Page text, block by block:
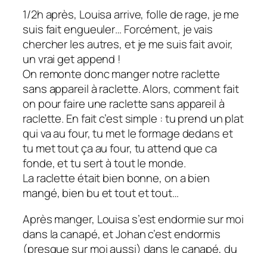
1/2h après, Louisa arrive, folle de rage, je me
suis fait engueuler… Forcément, je vais
chercher les autres, et je me suis fait avoir,
un vrai get append !
On remonte donc manger notre raclette
sans appareil à raclette. Alors, comment fait
on pour faire une raclette sans appareil à
raclette. En fait c’est simple : tu prend un plat
qui va au four, tu met le formage dedans et
tu met tout ça au four, tu attend que ca
fonde, et tu sert à tout le monde.
La raclette était bien bonne, on a bien
mangé, bien bu et tout et tout…
Après manger, Louisa s’est endormie sur moi
dans la canapé, et Johan c’est endormis
(presque sur moi aussi) dans le canapé, du